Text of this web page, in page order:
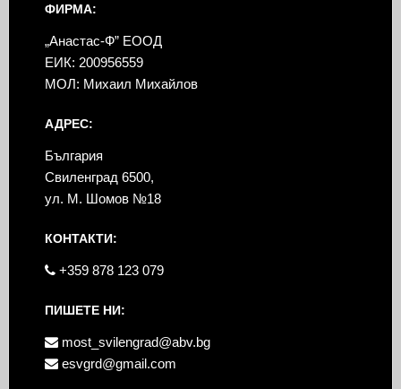
ФИРМА:
„Анастас-Ф” ЕООД
ЕИК: 200956559
МОЛ: Михаил Михайлов
АДРЕС:
България
Свиленград 6500,
ул. М. Шомов №18
КОНТАКТИ:
+359 878 123 079
ПИШЕТЕ НИ:
most_svilengrad@abv.bg
esvgrd@gmail.com